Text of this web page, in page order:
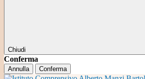
Chiudi
Conferma
Annulla Conferma